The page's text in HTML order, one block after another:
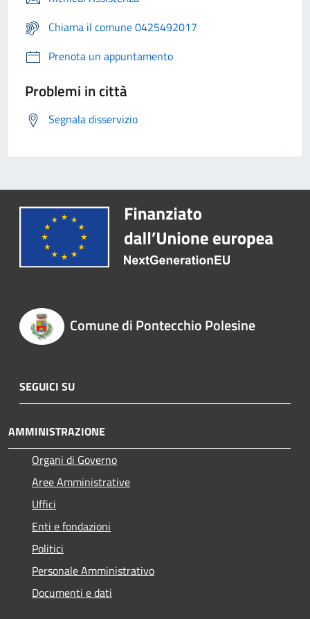
Chiama il comune 0425492017
Prenota un appuntamento
Problemi in città
Segnala disservizio
Comune di Pontecchio Polesine
SEGUICI SU
AMMINISTRAZIONE
Organi di Governo
Aree Amministrative
Uffici
Enti e fondazioni
Politici
Personale Amministrativo
Documenti e dati